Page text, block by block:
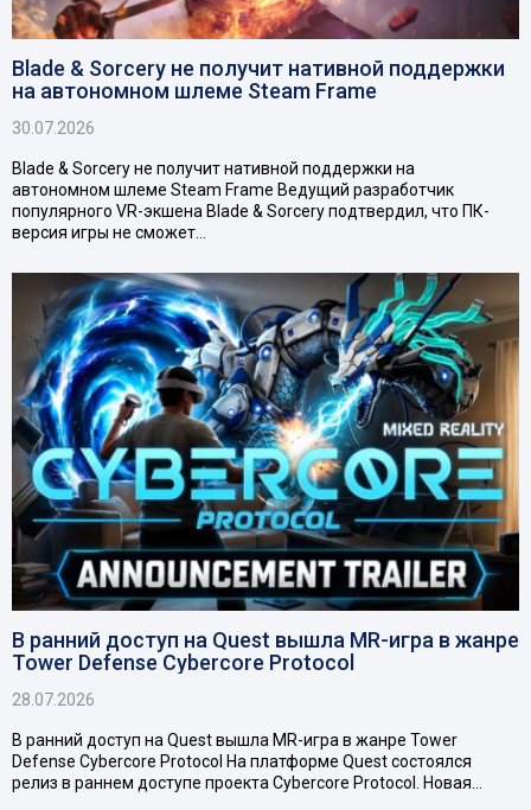
Blade & Sorcery не получит нативной поддержки
на автономном шлеме Steam Frame
30.07.2026
Blade & Sorcery не получит нативной поддержки на
автономном шлеме Steam Frame Ведущий разработчик
популярного VR-экшена Blade & Sorcery подтвердил, что ПК-
версия игры не сможет…
В ранний доступ на Quest вышла MR-игра в жанре
Tower Defense Cybercore Protocol
28.07.2026
В ранний доступ на Quest вышла MR-игра в жанре Tower
Defense Cybercore Protocol На платформе Quest состоялся
релиз в раннем доступе проекта Cybercore Protocol. Новая…